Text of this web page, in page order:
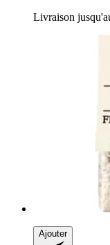
Livraison
Ajouter